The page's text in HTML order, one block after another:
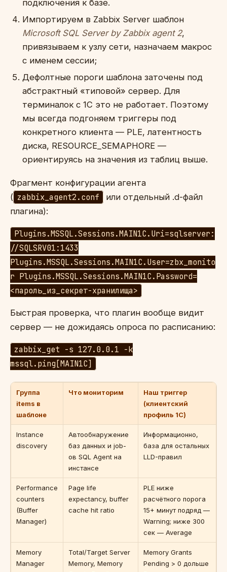
подключения к базе.
Импортируем в Zabbix Server шаблон
Microsoft SQL Server by Zabbix agent 2,
привязываем к узлу сети, назначаем макрос
с именем сессии;
Дефолтные пороги шаблона заточены под
абстрактный «типовой» сервер. Для
терминалок с 1С это не работает. Поэтому
мы всегда подгоняем триггеры под
конкретного клиента — PLE, латентность
диска, RESOURCE_SEMAPHORE —
ориентируясь на значения из таблиц выше.
Фрагмент конфигурации агента
( zabbix_agent2.conf
или отдельный .d-файл
плагина):
Plugins.MSSQL.Sessions.MAIN1C.Uri=sqlserver:
//SQLSRV01:1433
Plugins.MSSQL.Sessions.MAIN1C.User=zbx_monito
r Plugins.MSSQL.Sessions.MAIN1C.Password=
<пароль_из_секрет-хранилища>
Быстрая проверка, что плагин вообще видит
сервер — не дожидаясь опроса по расписанию:
zabbix_get -s 127.0.0.1 -k
mssql.ping[MAIN1C]
Группа
items в
шаблоне
Что мониторим
Наш триггер
(клиентский
профиль 1С)
Instance
discovery
Автообнаружение
баз данных и job-
ов SQL Agent на
инстансе
Информационно,
база для остальных
LLD-правил
Performance
counters
(Buffer
Manager)
Page life
expectancy, buffer
cache hit ratio
PLE ниже
расчётного порога
15+ минут подряд —
Warning; ниже 300
сек — Average
Memory
Manager
Total/Target Server
Memory, Memory
Memory Grants
Pending > 0 дольше